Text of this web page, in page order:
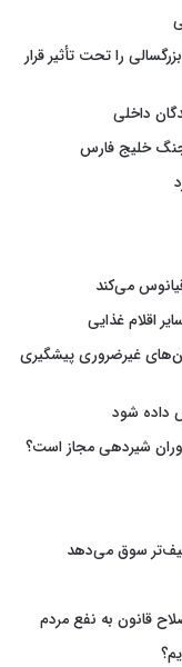
را تحت تأثیر قرار
داخلی
خلیج فارس
می‌کند
اقلام غذایی
غیرضروری پیشگیری
داده شود
شیردهی مجاز است؟
سوق می‌دهد
قانون به نفع مردم